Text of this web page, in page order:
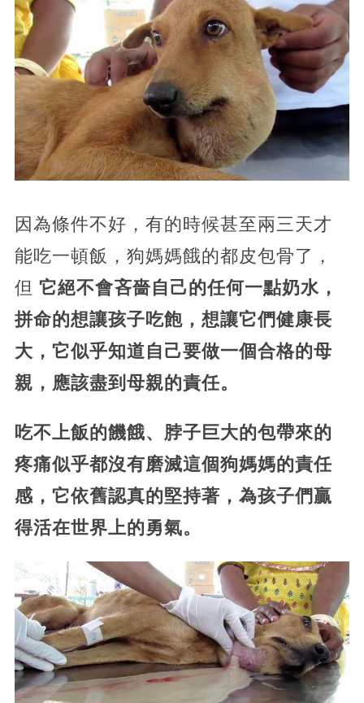
​因為條件不好，有的時候甚至兩三天才
能吃一頓飯，狗媽媽餓的都皮包骨了，
但 它絕不會吝嗇自己的任何一點奶水，
拼命的想讓孩子吃飽，想讓它們健康長
大，它似乎知道自己要做一個合格的母
親，應該盡到母親的責任。
吃不上飯的饑餓、脖子巨大的包帶來的
疼痛似乎都沒有磨滅這個狗媽媽的責任
感，它依舊認真的堅持著，為孩子們贏
得活在世界上的勇氣。